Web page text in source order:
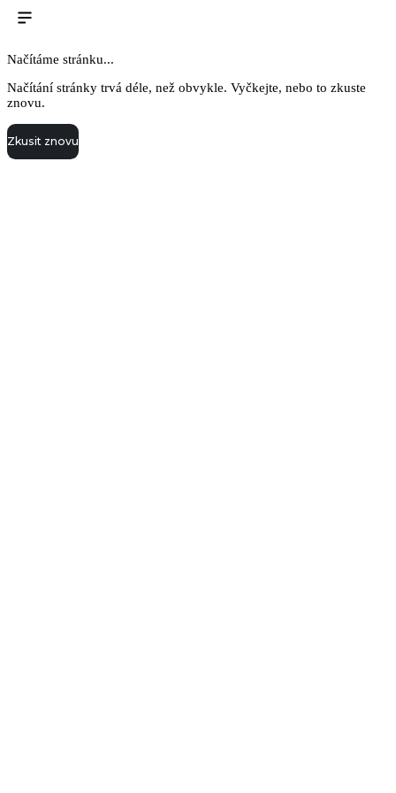
Načítáme stránku...
Načítání stránky trvá déle, než obvykle. Vyčkejte, nebo to zkuste
znovu.
Zkusit znovu